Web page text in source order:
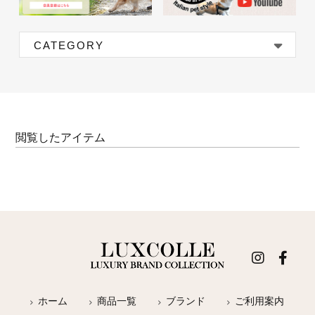
CATEGORY
閲覧したアイテム
ホーム 商品一覧 ブランド ご利用案内